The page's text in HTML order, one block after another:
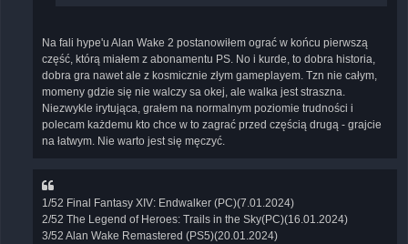
Na fali hype'u Alan Wake 2 postanowiłem ograć w końcu pierwszą
część, którą miałem z abonamentu PS. No i kurde, to dobra historia,
dobra gra nawet ale z kosmicznie złym gameplayem. Tzn nie całym,
momeny gdzie się nie walczy sa okej, ale walka jest straszna.
Niezwykle irytująca, grałem na normalnym poziomie trudności i
polecam każdemu kto chce w to zagrać przed częścią drugą - grajcie
na łatwym. Nie warto jest się męczyć.
1/52 Final Fantasy XIV: Endwalker (PC)(7.01.2024)
2/52 The Legend of Heroes: Trails in the Sky(PC)(16.01.2024)
3/52 Alan Wake Remastered (PS5)(20.01.2024)